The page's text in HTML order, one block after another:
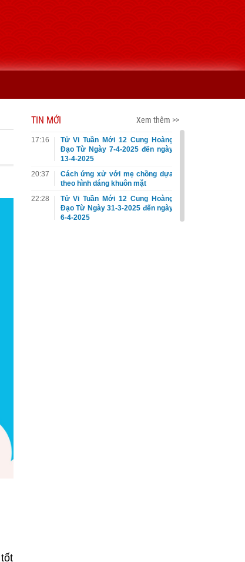
TIN MỚI Xem thêm >>
17:16
Tử Vi Tuần Mới 12 Cung Hoàng
Đạo Từ Ngày 7-4-2025 đến ngày
13-4-2025
20:37
Cách ứng xử với mẹ chồng dựa
theo hình dáng khuôn mặt
22:28
Tử Vi Tuần Mới 12 Cung Hoàng
Đạo Từ Ngày 31-3-2025 đến ngày
6-4-2025